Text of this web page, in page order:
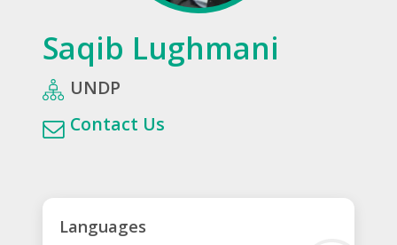
Saqib Lughmani
UNDP
Contact Us
Languages